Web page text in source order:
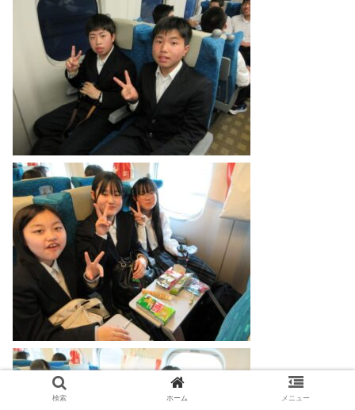
検索 ホーム メニュー